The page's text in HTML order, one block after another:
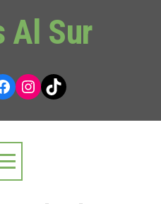
Al Sur
Instagram
TikTok